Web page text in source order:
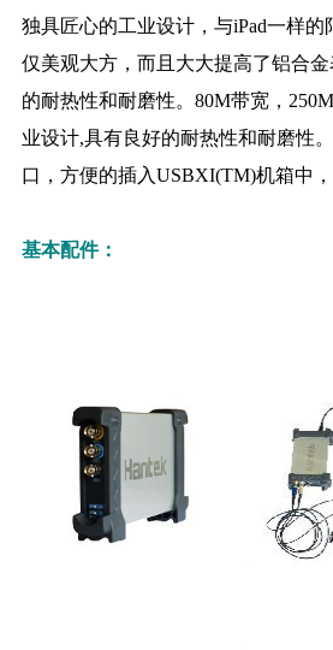
独具匠心的工业设计，与iPad一样的
仅美观大方，而且大大提高了铝合
的耐热性和耐磨性。80M带宽，
业设计,具有良好的耐热性和耐磨性
口，方便的插入USBXI(TM)机箱中，
基本配件：